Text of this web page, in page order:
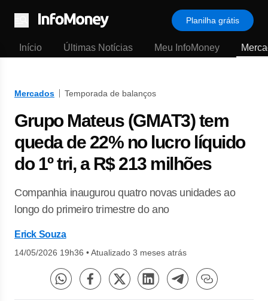
Menu
Planilha grátis
Início Últimas Notícias Meu InfoMoney
Mercados Temporada de balanços
Grupo Mateus (GMAT3) tem
queda de 22% no lucro líquido
do 1º tri, a R$ 213 milhões
Companhia inaugurou quatro novas unidades ao
longo do primeiro trimestre do ano
Erick Souza
14/05/2026 19h36 •Atualizado 3 meses atrás